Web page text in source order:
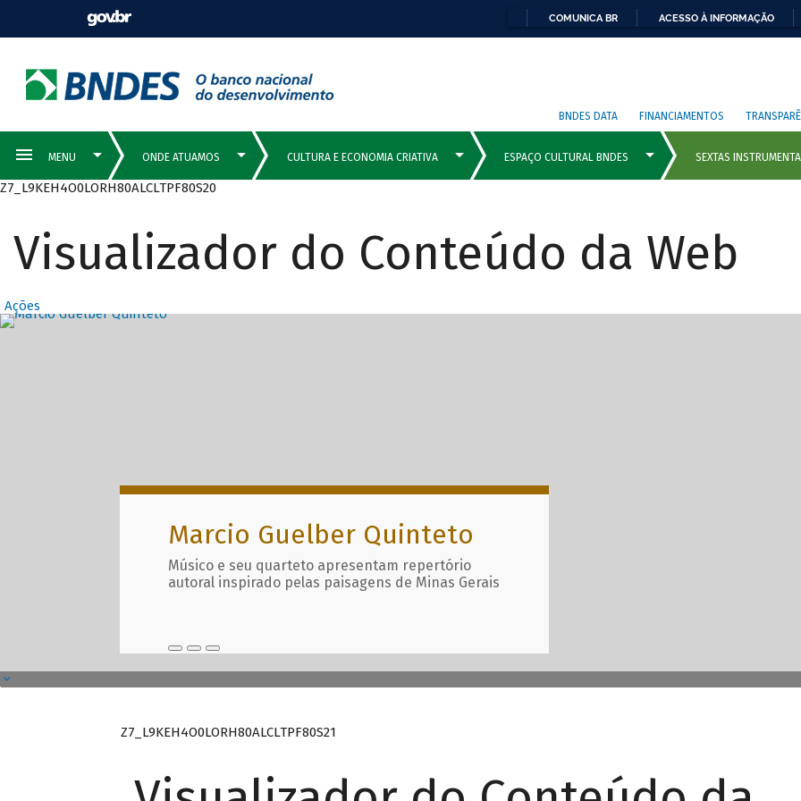
COMUNICA BR ACESSO À INFORMAÇÃO
BNDES DATA FINANCIAMENTOS
Z7_L9KEH4O0LORH80ALCLTPF80S20
Visualizador do Conteúdo da Web
Ações
Destaques Principais com
Marcio Guelber Quinteto
Músico e seu quarteto apresentam repertório
autoral inspirado pelas paisagens de Minas Gerais
Z7_L9KEH4O0LORH80ALCLTPF80S21